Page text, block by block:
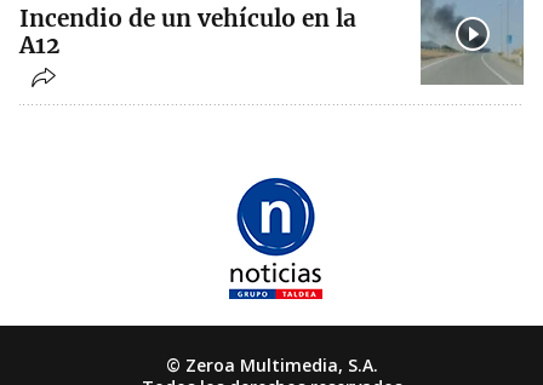
Incendio de un vehículo en la
A12
© Zeroa Multimedia, S.A.